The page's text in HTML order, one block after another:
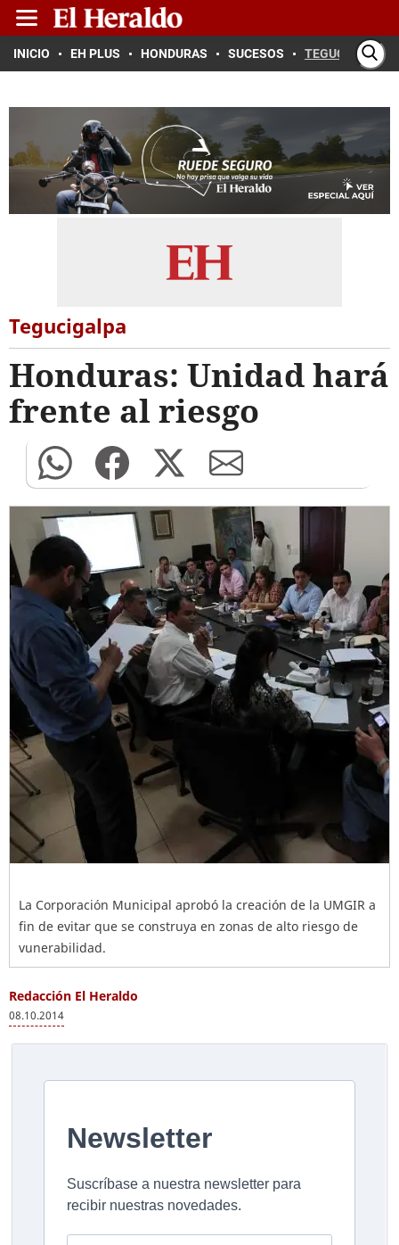
INICIO EH PLUS HONDURAS SUCESOS TEGUCIGALPA
Tegucigalpa
Honduras: Unidad hará
frente al riesgo
La Corporación Municipal aprobó la creación de la UMGIR a
fin de evitar que se construya en zonas de alto riesgo de
vunerabilidad.
Redacción El Heraldo
08.10.2014